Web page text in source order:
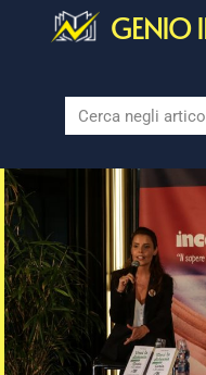
GENIO